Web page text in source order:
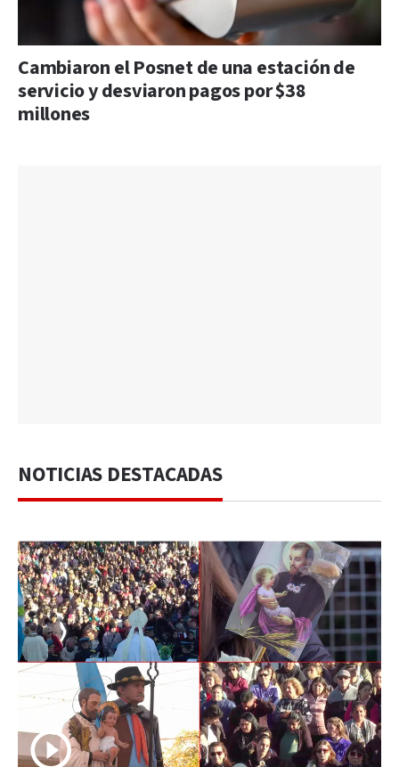
Cambiaron el Posnet de una estación de
servicio y desviaron pagos por $38
millones
NOTICIAS DESTACADAS